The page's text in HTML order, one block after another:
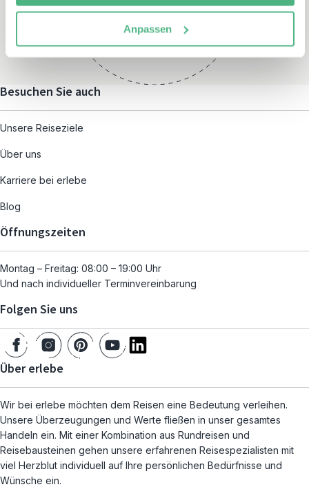
Anpassen
und nach individueller
Terminvereinbarung
Besuchen Sie auch
Unsere Reiseziele
Über uns
Karriere bei erlebe
Blog
Öffnungszeiten
Montag – Freitag: 08:00 – 19:00 Uhr
Und nach individueller Terminvereinbarung
Folgen Sie uns
Über erlebe
Wir bei erlebe möchten dem Reisen eine Bedeutung verleihen.
Unsere Überzeugungen und Werte fließen in unser gesamtes
Handeln ein. Mit einer Kombination aus Rundreisen und
Reisebausteinen gehen unsere erfahrenen Reisespezialisten mit
viel Herzblut individuell auf Ihre persönlichen Bedürfnisse und
Wünsche ein.